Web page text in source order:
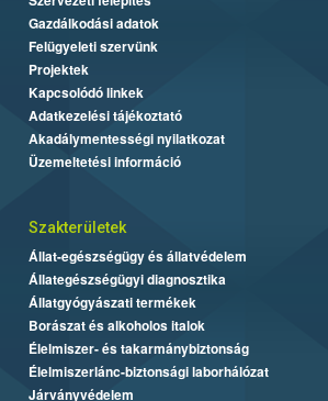
Gazdálkodási adatok
Felügyeleti szervünk
Projektek
Kapcsolódó linkek
Adatkezelési tájékoztató
Akadálymentességi nyilatkozat
Üzemeltetési információ
Szakterületek
Állat-egészségügy és állatvédelem
Állategészségügyi diagnosztika
Állatgyógyászati termékek
Borászat és alkoholos italok
Élelmiszer- és takarmánybiztonság
Élelmiszerlánc-biztonsági laborhálózat
Járványvédelem